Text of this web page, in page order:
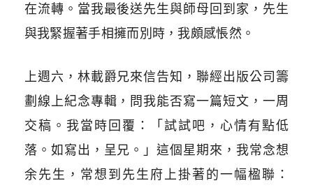
在流轉。當我最後送先生與師母回到家，先生
與我緊握著手相擁而別時，我頗感悵然。
上週六，林載爵兄來信告知，聯經出版公司籌
劃線上紀念專輯，問我能否寫一篇短文，一周
交稿。我當時回覆：「試試吧，心情有點低
落。如寫出，呈兄。」這個星期來，我常念想
余先生，常想到先生府上掛著的一幅楹聯：